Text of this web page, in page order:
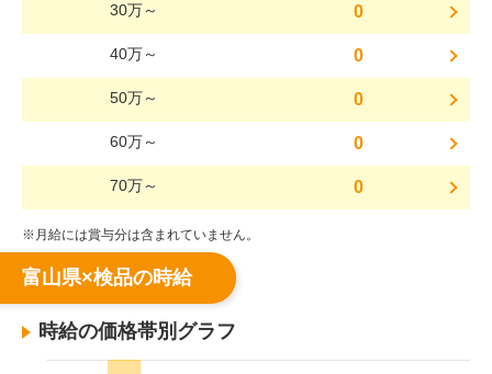
30万～ 0
40万～ 0
50万～ 0
60万～ 0
70万～ 0
※月給には賞与分は含まれていません。
富山県×検品の時給
時給の価格帯別グラフ